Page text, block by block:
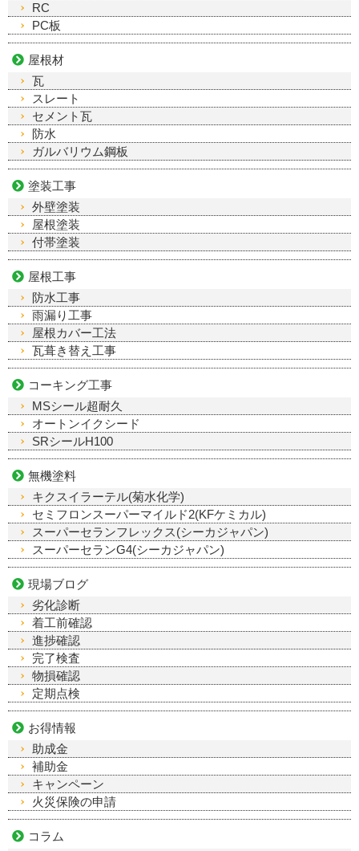
RC
PC板
屋根材
瓦
スレート
セメント瓦
防水
ガルバリウム鋼板
塗装工事
外壁塗装
屋根塗装
付帯塗装
屋根工事
防水工事
雨漏り工事
屋根カバー工法
瓦葺き替え工事
コーキング工事
MSシール超耐久
オートンイクシード
SRシールH100
無機塗料
キクスイラーテル(菊水化学)
セミフロンスーパーマイルド2(KFケミカル)
スーパーセランフレックス(シーカジャパン)
スーパーセランG4(シーカジャパン)
現場ブログ
劣化診断
着工前確認
進捗確認
完了検査
物損確認
定期点検
お得情報
助成金
補助金
キャンペーン
火災保険の申請
コラム